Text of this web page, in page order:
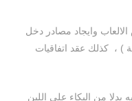
وايجاد مصادر دخل
) ، كذلك عقد اتفاقيات
بدلا من البكاء على اللبن